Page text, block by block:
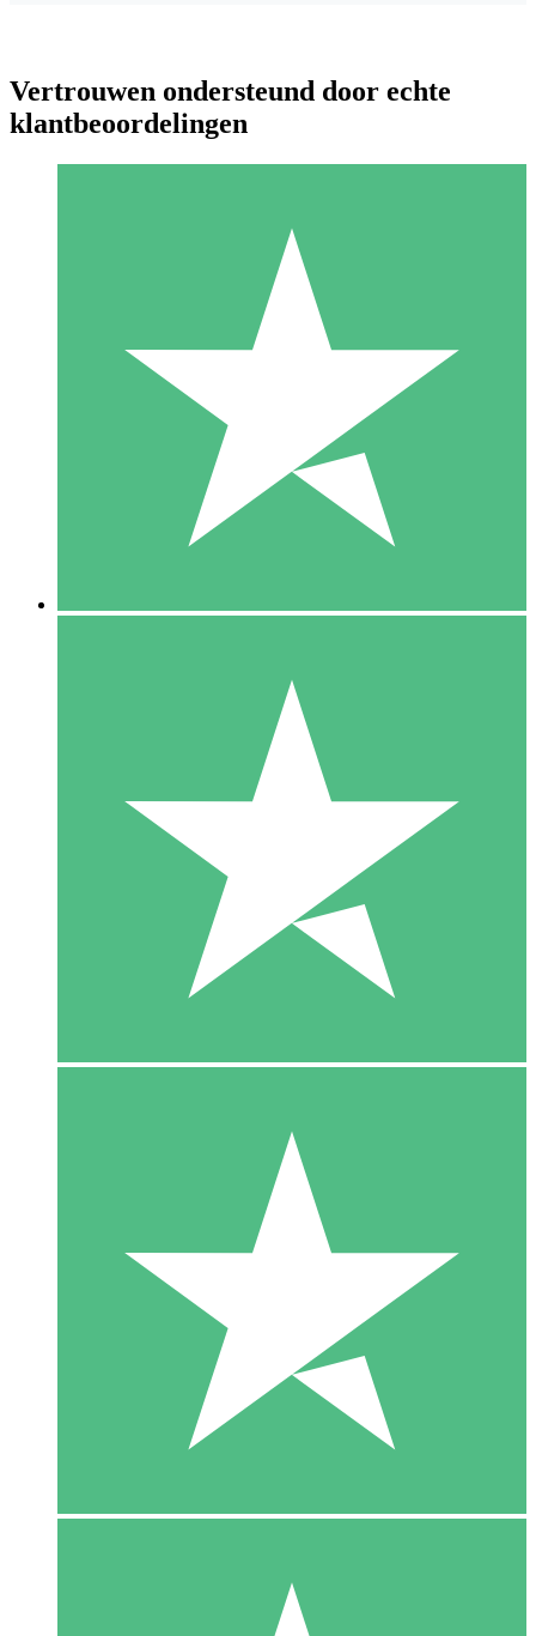
Individuele Creditpakketten
Betaal per gebruik met downloadtegoeden. Geen maandelijkse
1000
10 Downloaden
20 00
Vertrouwen ondersteund door echte
klantbeoordelingen